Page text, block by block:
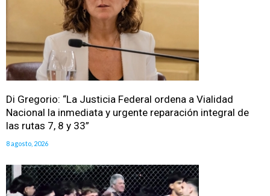
Di Gregorio: “La Justicia Federal ordena a Vialidad
Nacional la inmediata y urgente reparación integral de
las rutas 7, 8 y 33”
8 agosto, 2026